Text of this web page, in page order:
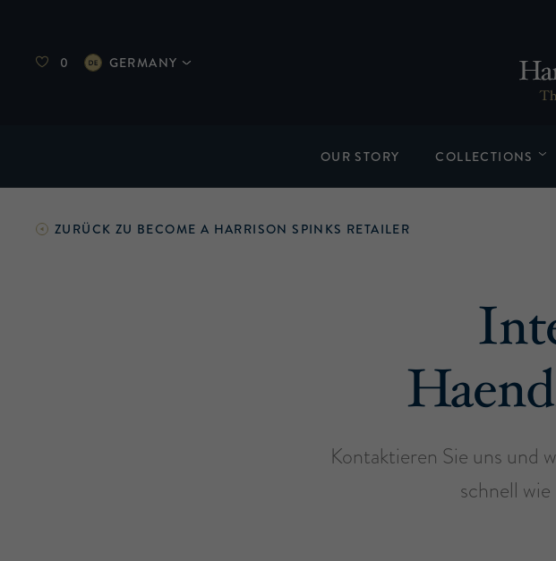
0 GERMANY
OUR STORY COLLECTIONS
ZURÜCK ZU BECOME A HARRISON SPINKS RETAILER
Kontaktieren Sie uns und
schnell